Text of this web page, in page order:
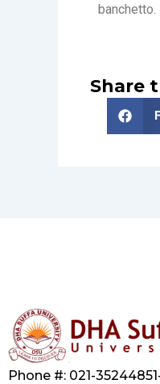
banchetto.
Share
Phone #: 021-